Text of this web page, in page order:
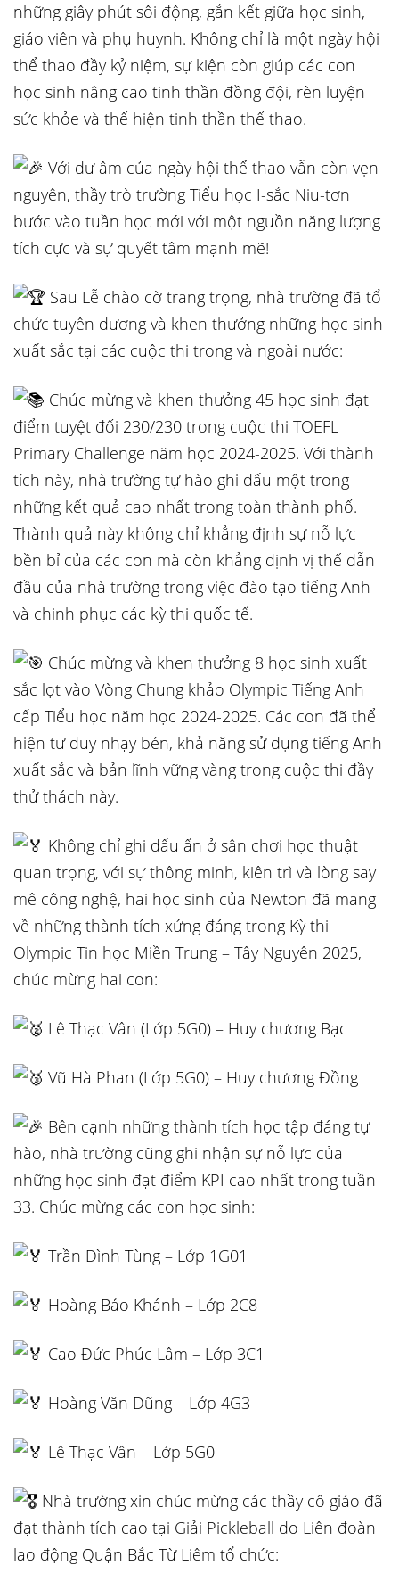
những giây phút sôi động, gắn kết giữa học sinh,
giáo viên và phụ huynh. Không chỉ là một ngày hội
thể thao đầy kỷ niệm, sự kiện còn giúp các con
học sinh nâng cao tinh thần đồng đội, rèn luyện
sức khỏe và thể hiện tinh thần thể thao.
Với dư âm của ngày hội thể thao vẫn còn vẹn
nguyên, thầy trò trường Tiểu học I-sắc Niu-tơn
bước vào tuần học mới với một nguồn năng lượng
tích cực và sự quyết tâm mạnh mẽ!
Sau Lễ chào cờ trang trọng, nhà trường đã tổ
chức tuyên dương và khen thưởng những học sinh
xuất sắc tại các cuộc thi trong và ngoài nước:
Chúc mừng và khen thưởng 45 học sinh đạt
điểm tuyệt đối 230/230 trong cuộc thi TOEFL
Primary Challenge năm học 2024-2025. Với thành
tích này, nhà trường tự hào ghi dấu một trong
những kết quả cao nhất trong toàn thành phố.
Thành quả này không chỉ khẳng định sự nỗ lực
bền bỉ của các con mà còn khẳng định vị thế dẫn
đầu của nhà trường trong việc đào tạo tiếng Anh
và chinh phục các kỳ thi quốc tế.
Chúc mừng và khen thưởng 8 học sinh xuất
sắc lọt vào Vòng Chung khảo Olympic Tiếng Anh
cấp Tiểu học năm học 2024-2025. Các con đã thể
hiện tư duy nhạy bén, khả năng sử dụng tiếng Anh
xuất sắc và bản lĩnh vững vàng trong cuộc thi đầy
thử thách này.
Không chỉ ghi dấu ấn ở sân chơi học thuật
quan trọng, với sự thông minh, kiên trì và lòng say
mê công nghệ, hai học sinh của Newton đã mang
về những thành tích xứng đáng trong Kỳ thi
Olympic Tin học Miền Trung – Tây Nguyên 2025,
chúc mừng hai con:
Lê Thạc Vân (Lớp 5G0) – Huy chương Bạc
Vũ Hà Phan (Lớp 5G0) – Huy chương Đồng
Bên cạnh những thành tích học tập đáng tự
hào, nhà trường cũng ghi nhận sự nỗ lực của
những học sinh đạt điểm KPI cao nhất trong tuần
33. Chúc mừng các con học sinh:
Trần Đình Tùng – Lớp 1G01
Hoàng Bảo Khánh – Lớp 2C8
Cao Đức Phúc Lâm – Lớp 3C1
Hoàng Văn Dũng – Lớp 4G3
Lê Thạc Vân – Lớp 5G0
Nhà trường xin chúc mừng các thầy cô giáo đã
đạt thành tích cao tại Giải Pickleball do Liên đoàn
lao động Quận Bắc Từ Liêm tổ chức: